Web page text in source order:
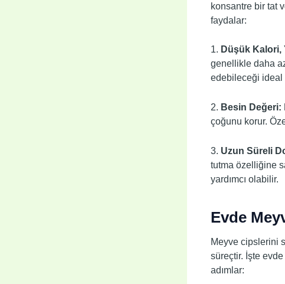
konsantre bir tat
faydalar:
1. Düşük Kalori,
genellikle daha
edebileceği ideal
2. Besin Değeri:
çoğunu korur.
3. Uzun Süreli
tutma özelliğine
yardımcı olabilir.
Evde
Meyve cipslerini
süreçtir. İşte
adımlar: